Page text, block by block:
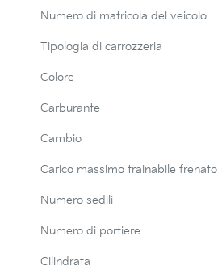
Numero di matricola del veicolo
Tipologia di carrozzeria
Colore
Carburante
Cambio
Carico massimo trainabile frenato
Numero sedili
Numero di portiere
Cilindrata